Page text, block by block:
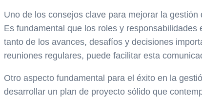
Uno de los consejos clave para mejorar la
Es fundamental que los roles y
tanto de los avances, desafíos y decisiones
reuniones regulares, puede facilitar esta
Otro aspecto fundamental para el éxito en la
desarrollar un plan de proyecto sólido que